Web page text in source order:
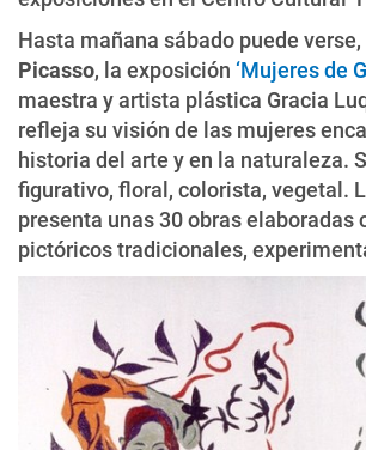
Hasta mañana sábado puede verse,
Picasso, la exposición ‘Mujeres de
maestra y artista plástica Gracia
refleja su visión de las mujeres
historia del arte y en la naturaleza.
figurativo, floral, colorista, vegetal.
presenta unas 30 obras elaboradas
pictóricos tradicionales,